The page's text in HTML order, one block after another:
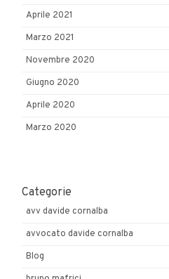
Aprile 2021
Marzo 2021
Novembre 2020
Giugno 2020
Aprile 2020
Marzo 2020
Categorie
avv davide cornalba
avvocato davide cornalba
Blog